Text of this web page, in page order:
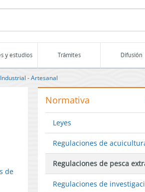
y estudios Trámites Difusión
- Artesanal
de
Normativa
Leyes
Regulaciones de
Regulaciones de pesca
Regulaciones de